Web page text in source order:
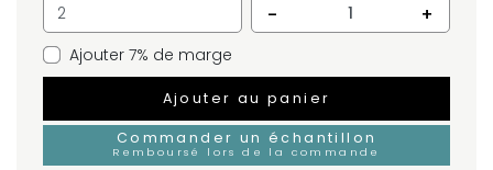
-
+
Ajouter 7% de marge
Ajouter au panier
Commander un échantillon
Remboursé lors de la commande